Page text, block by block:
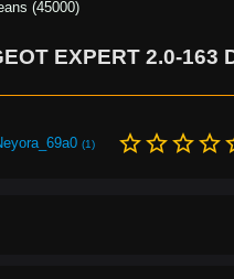
(45000)
EXPERT 2.0-163
(1) star_borderstar_borderstar_borderstar_border